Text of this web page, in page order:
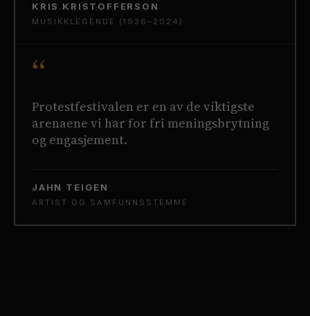
KRIS KRISTOFFERSON
MUSIKKLEGENDE (1936–2024)
“
Protestfestivalen er en av de viktigste
arenaene vi har for fri meningsbrytning
og engasjement.
JAHN TEIGEN
ARTIST OG SAMFUNNSSTEMME